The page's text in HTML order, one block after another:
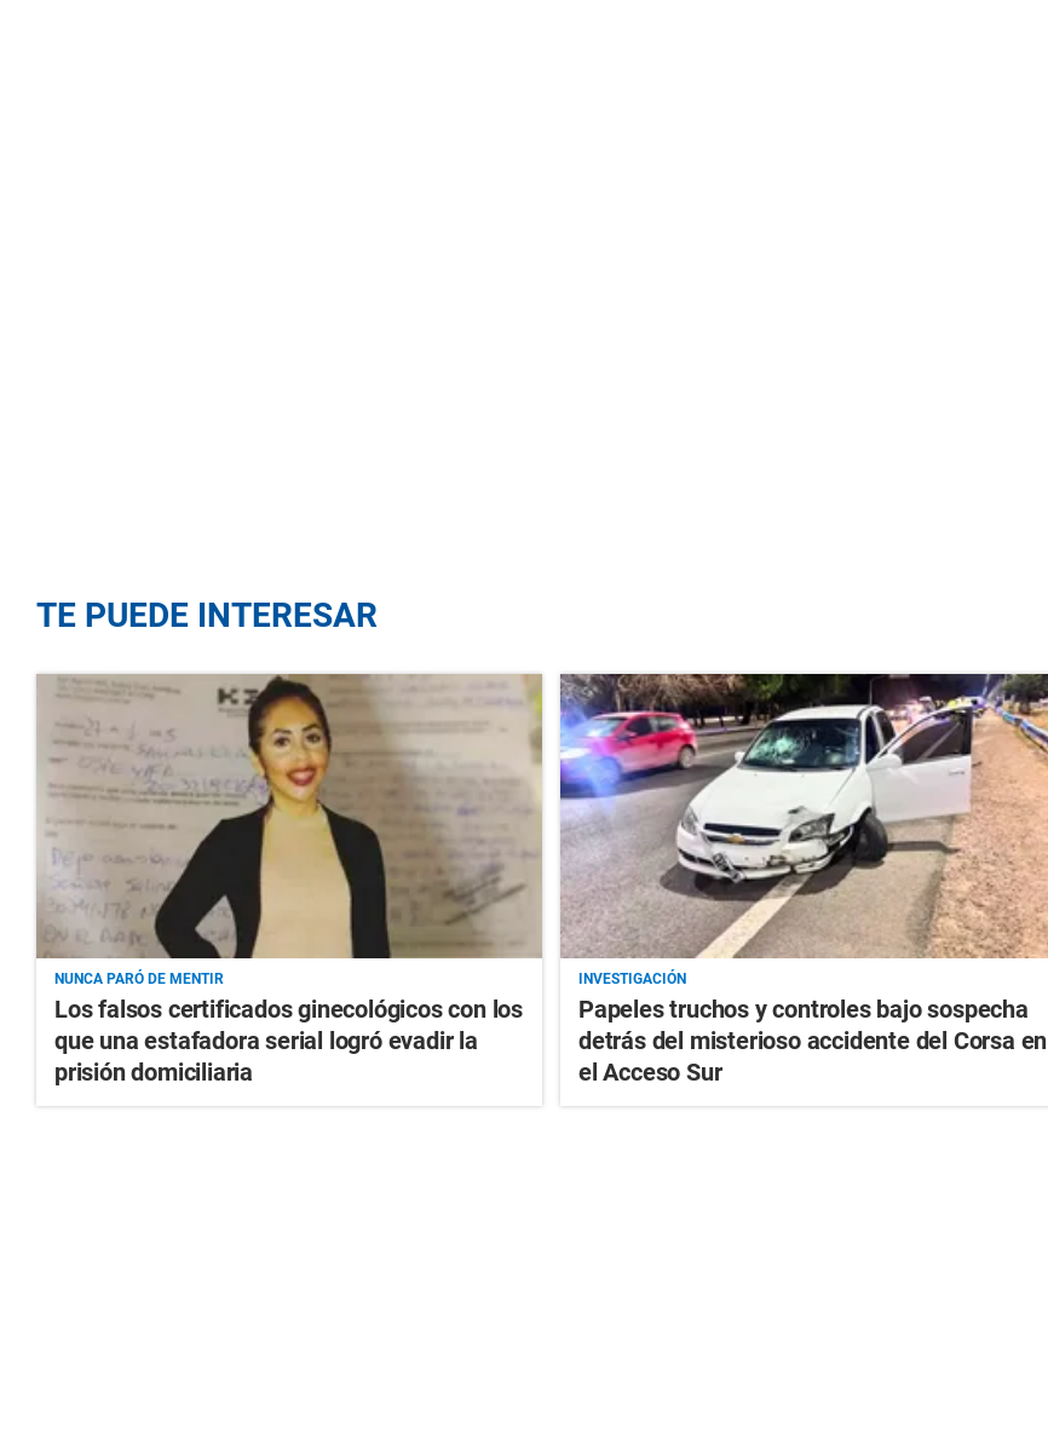
TE PUEDE INTERESAR
NUNCA PARÓ DE MENTIR
Los falsos certificados ginecológicos con los
que una estafadora serial logró evadir la
prisión domiciliaria
INVESTIGACIÓN
Papeles truchos y controles bajo sospecha
detrás del misterioso accidente del Corsa en
el Acceso Sur